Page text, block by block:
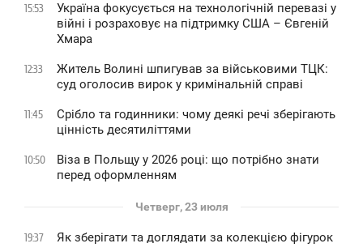
15:53
Україна фокусується на технологічній перевазі у
війні і розраховує на підтримку США – Євгеній
Хмара
12:33
Житель Волині шпигував за військовими ТЦК:
суд оголосив вирок у кримінальній справі
11:45
Срібло та годинники: чому деякі речі зберігають
цінність десятиліттями
10:50
Віза в Польщу у 2026 році: що потрібно знати
перед оформленням
Четверг, 23 июля
19:37 Як зберігати та доглядати за колекцією фігурок